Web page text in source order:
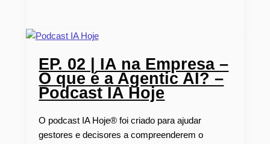
EP. 02 | IA na Empresa –
O que é a Agentic AI? –
Podcast IA Hoje
O podcast IA Hoje® foi criado para ajudar
gestores e decisores a compreenderem o